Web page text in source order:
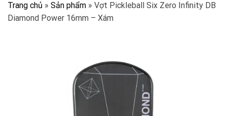
Trang chủ » Sản phẩm » Vợt Pickleball Six Zero Infinity DB
Diamond Power 16mm – Xám